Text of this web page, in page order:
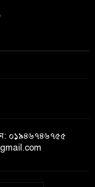
০১৯৪৬৭৪৬৭৫৫